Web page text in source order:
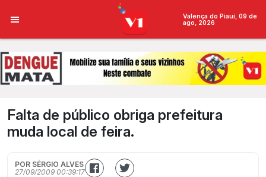
Valença do Piauí, 09 de
ago, 2026
Falta de público obriga prefeitura
muda local de feira.
POR SÉRGIO ALVES
27/09/2009 00:39:17